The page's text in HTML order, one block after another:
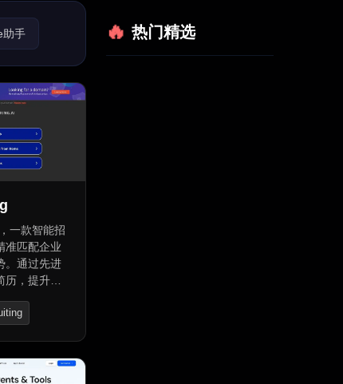
助手
手
一款智能招
准匹配企业
。通过先进
，提升招
目标候选
更高效。
热门精选